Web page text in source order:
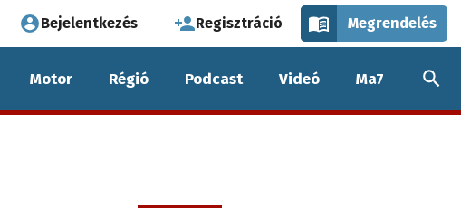
Felhasználói
fiók
menüje
Bejelentkezés Regisztráció Megrendelés
Motor Régió Podcast Videó Ma7